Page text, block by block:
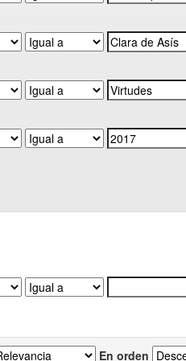
En orden